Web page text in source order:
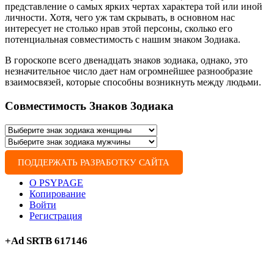
представление о самых ярких чертах характера той или иной
личности. Хотя, чего уж там скрывать, в основном нас
интересует не столько нрав этой персоны, сколько его
потенциальная совместимость с нашим знаком Зодиака.
В гороскопе всего двенадцать знаков зодиака, однако, это
незначительное число дает нам огромнейшее разнообразие
взаимосвязей, которые способны возникнуть между людьми.
Совместимость Знаков Зодиака
ПОДДЕРЖАТЬ РАЗРАБОТКУ САЙТА
О PSYPAGE
Копирование
Войти
Регистрация
+Ad SRTB 617146